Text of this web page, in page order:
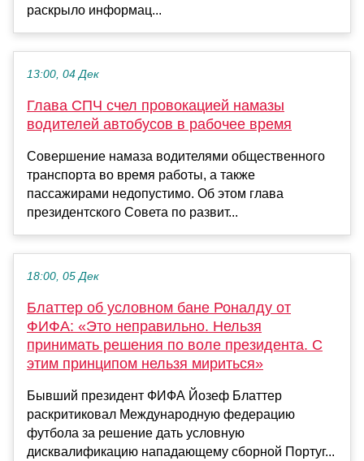
раскрыло информац...
13:00, 04 Дек
Глава СПЧ счел провокацией намазы
водителей автобусов в рабочее время
Совершение намаза водителями общественного
транспорта во время работы, а также
пассажирами недопустимо. Об этом глава
президентского Совета по развит...
18:00, 05 Дек
Блаттер об условном бане Роналду от
ФИФА: «Это неправильно. Нельзя
принимать решения по воле президента. С
этим принципом нельзя мириться»
Бывший президент ФИФА Йозеф Блаттер
раскритиковал Международную федерацию
футбола за решение дать условную
дисквалификацию нападающему сборной Португ...